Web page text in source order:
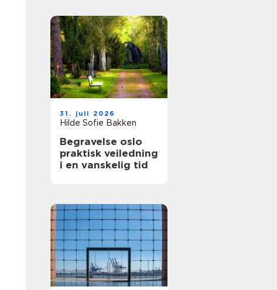
31. juli 2026
Hilde Sofie Bakken
Begravelse oslo
praktisk veiledning
i en vanskelig tid